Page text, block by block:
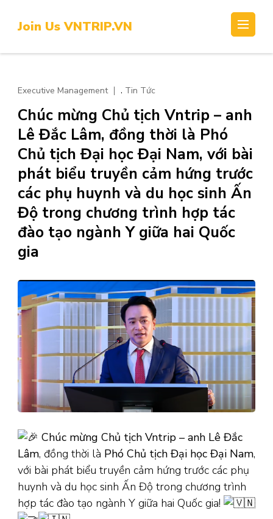
(Press
Join Us VNTRIP.VN
Executive Management , Tin Tức
Chúc mừng Chủ tịch Vntrip – anh
Lê Đắc Lâm, đồng thời là Phó
Chủ tịch Đại học Đại Nam, với bài
phát biểu truyền cảm hứng trước
các phụ huynh và du học sinh Ấn
Độ trong chương trình hợp tác
đào tạo ngành Y giữa hai Quốc
gia
Chúc mừng Chủ tịch Vntrip – anh Lê Đắc
Lâm, đồng thời là Phó Chủ tịch Đại học Đại Nam,
với bài phát biểu truyền cảm hứng trước các phụ
huynh và du học sinh Ấn Độ trong chương trình
hợp tác đào tạo ngành Y giữa hai Quốc gia!